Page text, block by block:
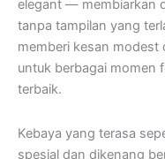
elegant — membiarkan
tanpa tampilan yang
memberi kesan
untuk berbagai momen
terbaik.
Kebaya yang terasa
spesial dan dikenang